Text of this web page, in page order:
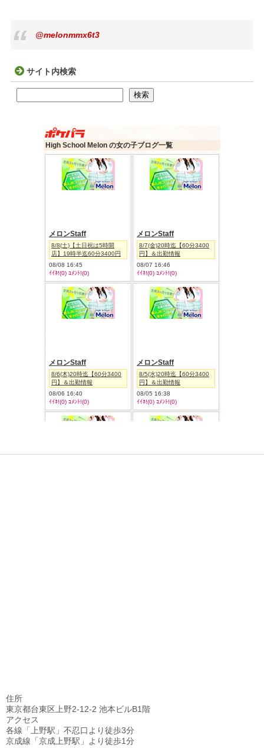
@melonmmx6t3
サイト内検索
検索
住所
東京都台東区上野2-12-2 池本ビルB1階
アクセス
各線「上野駅」不忍口より徒歩3分
京成線「京成上野駅」より徒歩1分